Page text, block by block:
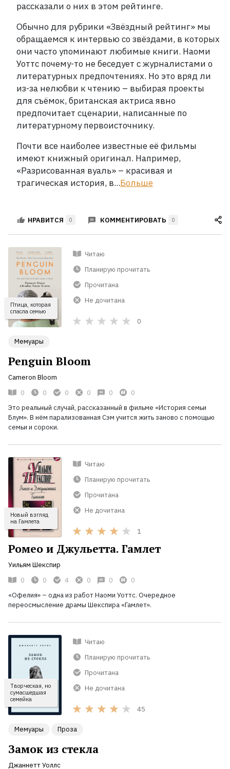
Книги
Экранизации
Коллекции
рассказали о них в этом рейтинге.
Обычно для рубрики «Звёздный рейтинг» мы
обращаемся к интервью со звёздами, в которых
они часто упоминают любимые книги. Наоми
Уоттс почему-то не беседует с журналистами о
литературных предпочтениях. Но это вряд ли
из-за нелюбви к чтению – выбирая проекты
для съёмок, британская актриса явно
предпочитает сценарии, написанные по
литературному первоисточнику.
Почти все наиболее известные её фильмы
имеют книжный оригинал. Например,
«Разрисованная вуаль» – красивая и
трагическая история, в...Больше
НРАВИТСЯ 0 КОММЕНТИРОВАТЬ 0
Птица, которая
спасла семью
Читаю
Планирую прочитать
Прочитана
Не дочитана
0
Мемуары
Penguin Bloom
Cameron Bloom
0
0 0 0 0
0
Это реальный случай, рассказанный в фильме «История семьи
Блум». В нём парализованная Сэм учится жить заново с помощью
семьи и сороки.
Новый взгляд
на Гамлета
Читаю
Планирую прочитать
Прочитана
Не дочитана
1
Ромео и Джульетта. Гамлет
Уильям Шекспир
0
0 4 0 0
0
«Офелия» – одна из работ Наоми Уоттс. Очередное
переосмысление драмы Шекспира «Гамлет».
Творческая, но
сумасшедшая
семейка
Читаю
Планирую прочитать
Прочитана
Не дочитана
45
Мемуары Проза
Замок из стекла
Джаннетт Уоллс